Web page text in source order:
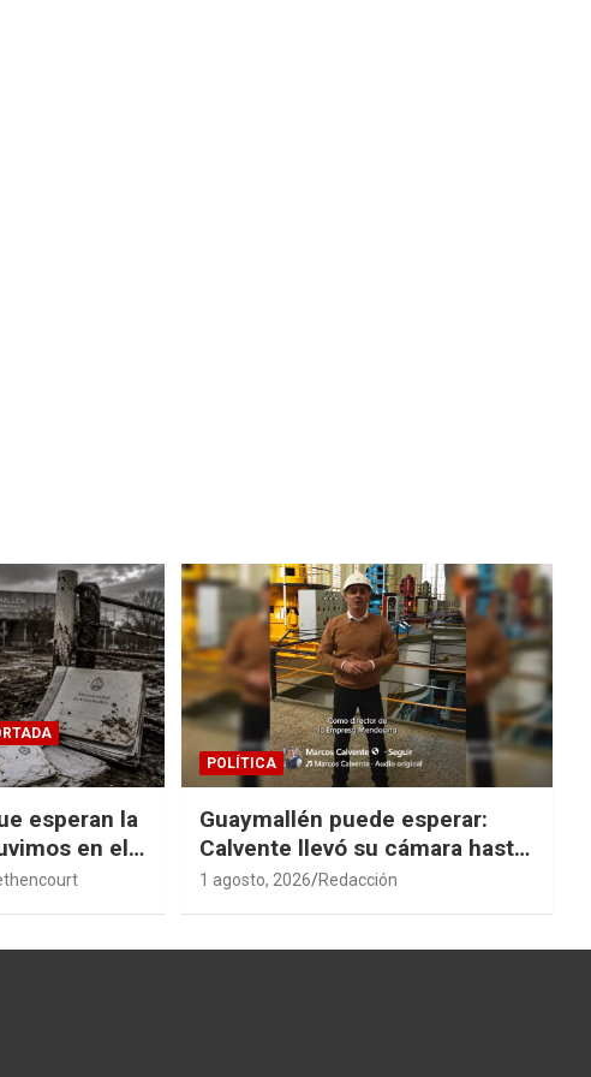
esperan la
en el
POLÍTICA
Guaymallén puede esperar:
Calvente llevó su cámara hasta
San Rafael
1 agosto, 2026 Redacción